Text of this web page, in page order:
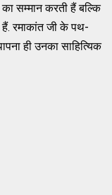
सम्मान करती हैं बल्कि
हैं. रमाकांत जी के पथ-
ही उनका साहित्यिक